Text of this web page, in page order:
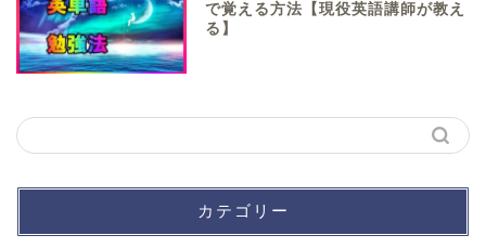
で覚える方法【現役英語講師が教え
る】
カテゴリー